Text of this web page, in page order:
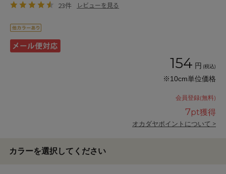
23件 レビューを見る
154 円 (税込)
※10cm単位価格
会員登録(無料)
7pt獲得
オカダヤポイントについて >
カラーを選択してください